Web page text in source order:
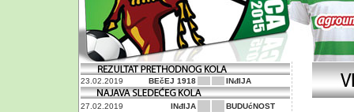
23.02.2019 BEčEJ 1918 INđIJA
27.02.2019 INđIJA BUDUćNOST